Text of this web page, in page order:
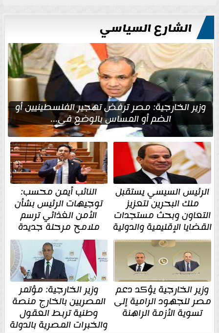
الشارع السياسي
وزير الخارجية: مصر ترفض تهجير الفلسطينيين أو
الضم أو المساس بالوضع في...
الرئيس السيسي يستقبل
ملك البحرين لتعزيز
التعاون وبحث مستجدات
القضايا الإقليمية والدولية
النائب أيمن محسب:
توجيهات الرئيس بشأن
الأمن الغذائي ترسم
ملامح مرحلة جديدة
وزير الخارجية يؤكد دعم
مصر للجهود الرامية إلى
تسوية الأزمة الراهنة
وزير الخارجية: مؤتمر
المصريين بالخارج منصة
وطنية تربط العقول
والخبرات المصرية بالدولة